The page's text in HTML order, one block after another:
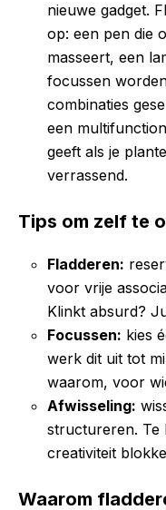
nieuwe gadget.
op: een pen die
masseert, een
focussen
combinaties
een
geeft als je
verrassend.
Tips om zelf te
Fladderen:
voor vrije
Klinkt absurd?
Focussen: kies
werk dit uit tot
waarom, voor
Afwisseling:
structureren. Te
creativiteit
Waarom